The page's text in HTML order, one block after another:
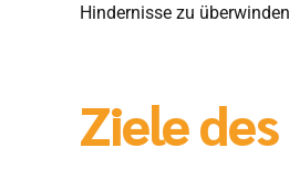
Hindernisse zu
Ziele